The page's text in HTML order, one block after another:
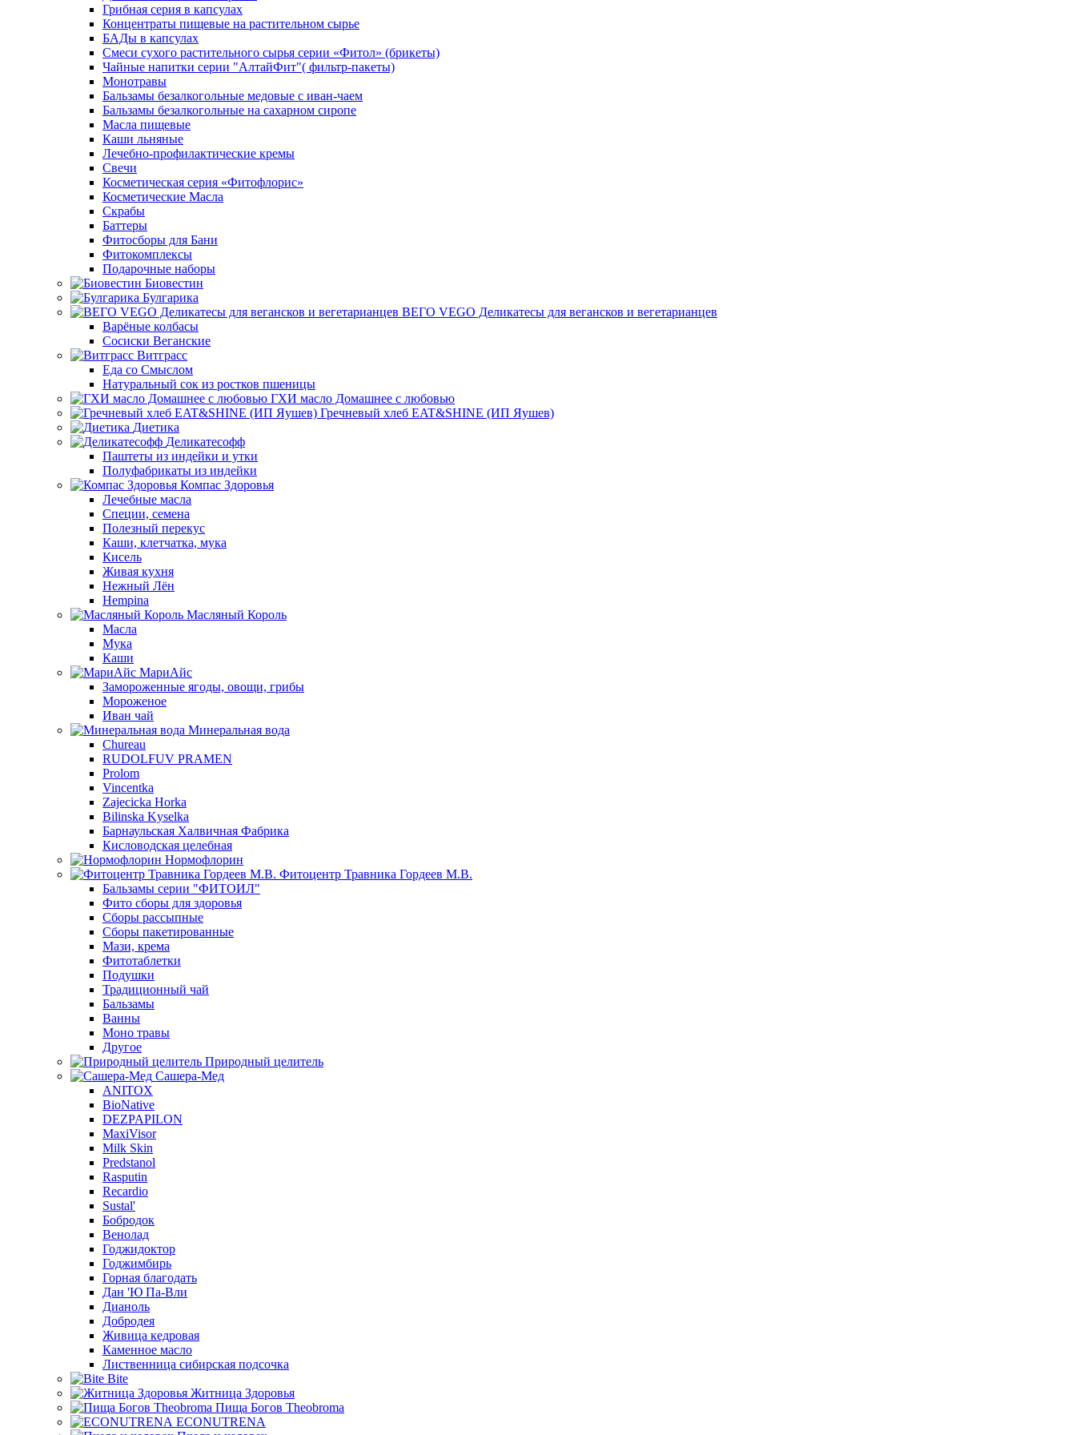
Грибная серия в капсулах
Концентраты пищевые на растительном сырье
БАДы в капсулах
Смеси сухого растительного сырья серии «Фитол» (брикеты)
Чайные напитки серии "АлтайФит"( фильтр-пакеты)
Монотравы
Бальзамы безалкогольные медовые с иван-чаем
Бальзамы безалкогольные на сахарном сиропе
Масла пищевые
Каши льняные
Лечебно-профилактические кремы
Свечи
Косметическая серия «Фитофлорис»
Косметические Масла
Скрабы
Баттеры
Фитосборы для Бани
Фитокомплексы
Подарочные наборы
Биовестин
Булгарика
ВЕГО VEGO Деликатесы для вегансков и вегетарианцев
Варёные колбасы
Сосиски Веганские
Витграсс
Еда со Смыслом
Натуральный сок из ростков пшеницы
ГХИ масло Домашнее с любовью
Гречневый хлеб EAT&SHINE (ИП Яушев)
Диетика
Деликатесофф
Паштеты из индейки и утки
Полуфабрикаты из индейки
Компас Здоровья
Лечебные масла
Специи, семена
Полезный перекус
Каши, клетчатка, мука
Кисель
Живая кухня
Нежный Лён
Hempina
Масляный Король
Масла
Мука
Каши
МариАйс
Замороженные ягоды, овощи, грибы
Мороженое
Иван чай
Минеральная вода
Chureau
RUDOLFUV PRAMEN
Prolom
Vincentka
Zajecicka Horka
Bilinska Kyselka
Барнаульская Халвичная Фабрика
Кисловодская целебная
Нормофлорин
Фитоцентр Травника Гордеев М.В.
Бальзамы серии "ФИТОИЛ"
Фито сборы для здоровья
Сборы рассыпные
Сборы пакетированные
Мази, крема
Фитотаблетки
Подушки
Традиционный чай
Бальзамы
Ванны
Моно травы
Другое
Природный целитель
Сашера-Мед
ANITOX
BioNative
DEZPAPILON
MaxiVisor
Milk Skin
Predstanol
Rasputin
Recardio
Sustal'
Бобродок
Венолад
Годжидоктор
Годжимбирь
Горная благодать
Дан 'Ю Па-Вли
Дианоль
Добродея
Живица кедровая
Каменное масло
Лиственница сибирская подсочка
Bite
Житница Здоровья
Пища Богов Theobroma
ECONUTRENA